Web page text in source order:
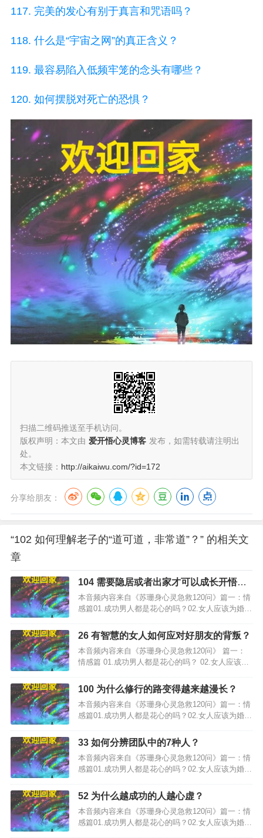
117. 完美的发心有别于真言和咒语吗？
118. 什么是“宇宙之网”的真正含义？
119. 最容易陷入低频牢笼的念头有哪些？
120. 如何摆脱对死亡的恐惧？
扫描二维码推送至手机访问。
版权声明：本文由 爱开悟心灵博客 发布，如需转载请注明出
处。
本文链接： http://aikaiwu.com/?id=172
分享给朋友：
“102 如何理解老子的“道可道，非常道”？” 的相关文
章
104 需要隐居或者出家才可以成长开悟
吗？
本音频内容来自《苏珊身心灵急救120问》篇一：情
感篇01.成功男人都是花心的吗？02.女人应该为婚姻
26 有智慧的女人如何应对好朋友的背叛？
本音频内容来自《苏珊身心灵急救120问》 篇一：
情感篇 01.成功男人都是花心的吗？ 02.女人应该为
100 为什么修行的路变得越来越漫长？
本音频内容来自《苏珊身心灵急救120问》篇一：情
感篇01.成功男人都是花心的吗？02.女人应该为婚姻
33 如何分辨团队中的7种人？
本音频内容来自《苏珊身心灵急救120问》篇一：情
感篇01.成功男人都是花心的吗？02.女人应该为婚姻
52 为什么越成功的人越心虚？
本音频内容来自《苏珊身心灵急救120问》篇一：情
感篇01.成功男人都是花心的吗？02.女人应该为婚姻